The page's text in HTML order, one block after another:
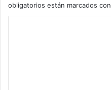
obligatorios están marcados con